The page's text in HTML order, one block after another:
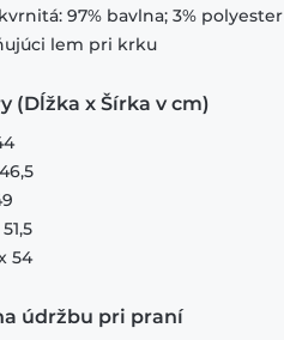
97% bavlna; 3% polyester
lem pri krku
(Dĺžka x Šírka v cm)
54
údržbu pri praní